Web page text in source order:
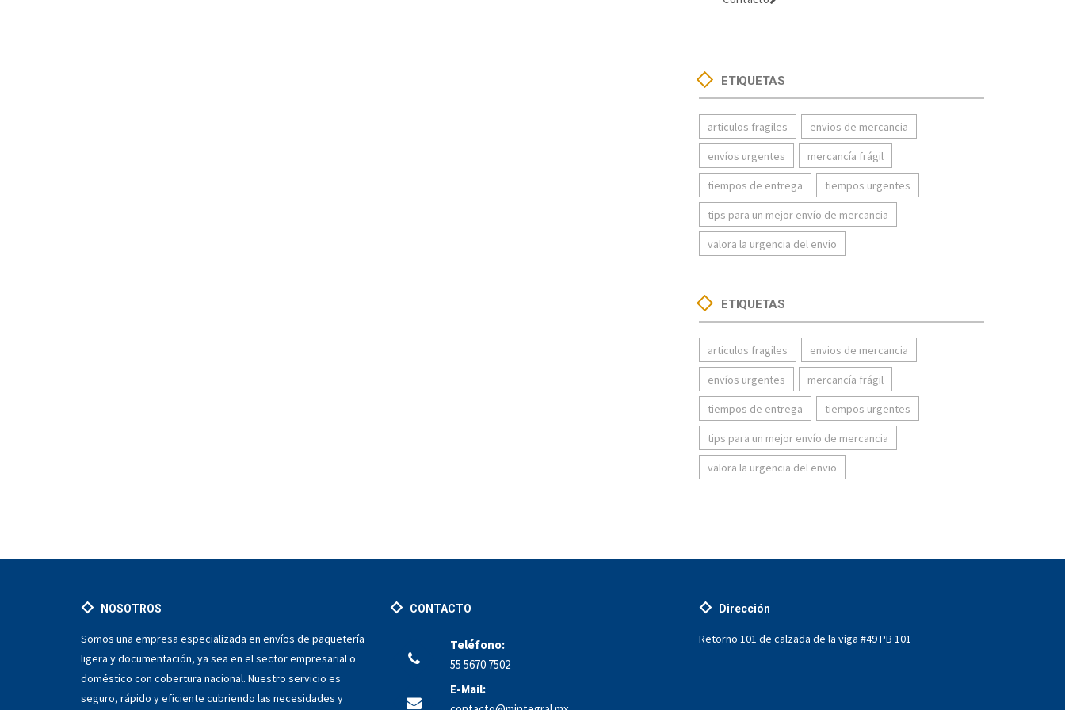
ETIQUETAS
articulos fragiles envios de mercancia
envíos urgentes mercancía frágil
tiempos de entrega tiempos urgentes
tips para un mejor envío de mercancia
valora la urgencia del envio
ETIQUETAS
articulos fragiles envios de mercancia
envíos urgentes mercancía frágil
tiempos de entrega tiempos urgentes
tips para un mejor envío de mercancia
valora la urgencia del envio
NOSOTROS
Somos una empresa especializada en envíos de paquetería
ligera y documentación, ya sea en el sector empresarial o
doméstico con cobertura nacional. Nuestro servicio es
seguro, rápido y eficiente cubriendo las necesidades y
CONTACTO
Teléfono:
55 5670 7502
E-Mail:
Dirección
Retorno 101 de calzada de la viga #49 PB 101